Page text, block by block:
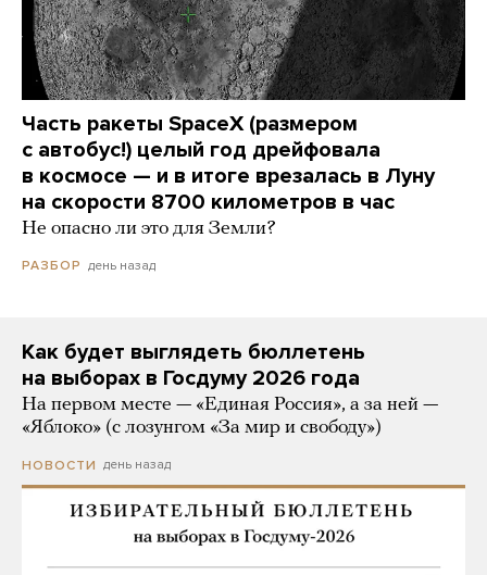
Часть ракеты SpaceX (размером
с автобус!) целый год дрейфовала
в космосе — и в итоге врезалась в Луну
на скорости 8700 километров в час
Не опасно ли это для Земли?
РАЗБОР день назад
Как будет выглядеть бюллетень
на выборах в Госдуму 2026 года
На первом месте — «Единая Россия», а за ней —
«Яблоко» (с лозунгом «За мир и свободу»)
НОВОСТИ день назад